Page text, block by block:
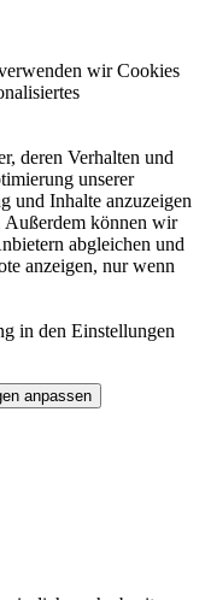
wir Cookies
deren Verhalten und
unserer
und Inhalte anzuzeigen
Außerdem können wir
abgleichen und
anzeigen, nur wenn
in den Einstellungen
anpassen